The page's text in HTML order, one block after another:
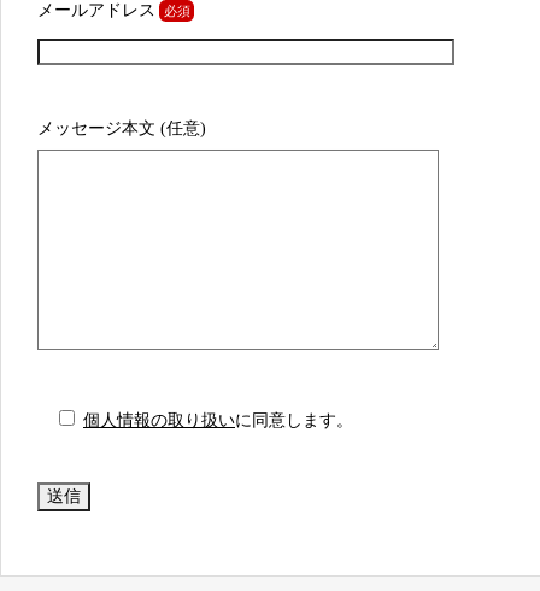
メールアドレス
メッセージ本文 (任意)
個人情報の取り扱いに同意します。